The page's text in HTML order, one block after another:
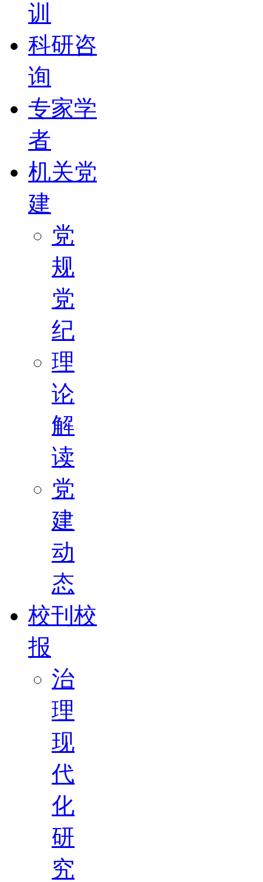
训
科研咨
询
专家学
者
机关党
建
党
规
党
纪
理
论
解
读
党
建
动
态
校刊校
报
治
理
现
代
化
研
究